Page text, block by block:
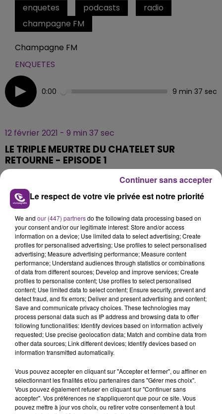
enquetes podcasts
radio
champagne FM
Champagne FM
ENQUETES
0:00 9 min 37 sec
12 février 2021 - 9 min 37 sec
LE TRIPLE MEURTRE DU CHATELET SUR
RETOURNE - EPISODE 1
Dimanche 11 septembre 2016, les gendarmes
reçoivent l'appel de détresse de Benjamin Burel, un
père de famille qui vient de découvrir les corps sans
vie de sa femme et ses 2 enfants.
TITRES DIFFUSÉS
19h54
19h54 19h49
19h49
Le respect de votre vie privée est notre priorité
We and our (447) partnersdo the following data processing based on
your consent and/or our legitimate interest: Store and/or access
information on a device; Use limited data to select advertising; Create
profiles for personalised advertising; Use profiles to select personalised
advertising; Measure advertising performance; Measure content
performance; Understand audiences through statistics or combinations
of data from different sources; Develop and improve services; Create
profiles to personalise content; Use profiles to select personalised
content; Use limited data to select content; Ensure security, prevent and
detect fraud, and fix errors; Deliver and present advertising and content;
Save and communicate privacy choices. These technologies may
process personal data such as IP address and browsing data to offer
following functionalities: Identify devices based on information actively
requested; Use precise geolocation data; Match and combine data from
other data sources; Link different devices; Identify devices based on
information transmitted automatically.
Vous pouvez accepter en cliquant sur "Accepter et fermer", ou affiner en
sélectionnant les finalités et/ou partenaires dans "Gérer mes choix".
Vous pouvez également refuser en cliquant sur "Continuer sans
accepter". Vos préférences ne s'appliqueront que pour ce site. Vous
pouvez mettre à jour vos choix, ou retirer votre consentement à tout
Continuer sans accepter